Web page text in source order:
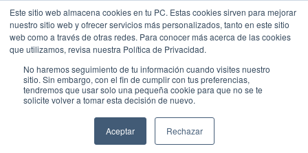
Este sitio web almacena cookies en tu PC. Estas cookies sirven para mejorar
nuestro sitio web y ofrecer servicios más personalizados, tanto en este sitio
web como a través de otras redes. Para conocer más acerca de las cookies
que utilizamos, revisa nuestra Política de Privacidad.
No haremos seguimiento de tu información cuando visites nuestro
sitio. Sin embargo, con el fin de cumplir con tus preferencias,
tendremos que usar solo una pequeña cookie para que no se te
solicite volver a tomar esta decisión de nuevo.
Aceptar Rechazar
UNEIX-
TE
Día:31 de julio de
2025
Entrevista INSS | Coia Poblet: